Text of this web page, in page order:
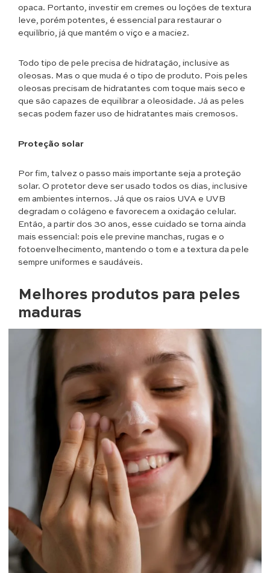
opaca. Portanto, investir em cremes ou loções de textura
leve, porém potentes, é essencial para restaurar o
equilíbrio, já que mantém o viço e a maciez.
Todo tipo de pele precisa de hidratação, inclusive as
oleosas. Mas o que muda é o tipo de produto. Pois peles
oleosas precisam de hidratantes com toque mais seco e
que são capazes de equilibrar a oleosidade. Já as peles
secas podem fazer uso de hidratantes mais cremosos.
Proteção solar
Por fim, talvez o passo mais importante seja a proteção
solar. O protetor deve ser usado todos os dias, inclusive
em ambientes internos. Já que os raios UVA e UVB
degradam o colágeno e favorecem a oxidação celular.
Então, a partir dos 30 anos, esse cuidado se torna ainda
mais essencial: pois ele previne manchas, rugas e o
fotoenvelhecimento, mantendo o tom e a textura da pele
sempre uniformes e saudáveis.
Melhores produtos para peles
maduras